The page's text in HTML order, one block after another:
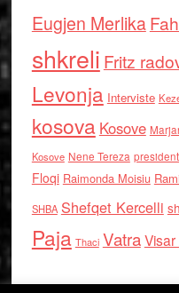
Eugjen Merlika
shkreli Fritz
Levonja Interviste
kosova Kosove
Kosove Nene Tereza
Floqi Raimonda Moisiu
SHBA Shefqet Kercelli
Paja Thaci VatraVisar